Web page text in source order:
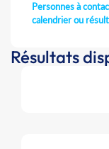
Personnes à
calendrier ou
Résultats